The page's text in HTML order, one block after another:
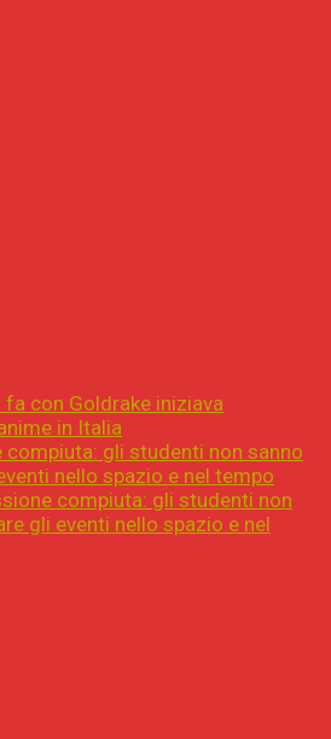
fa con Goldrake iniziava
in Italia
compiuta: gli studenti non sanno
nello spazio e nel tempo
compiuta: gli studenti non
gli eventi nello spazio e nel